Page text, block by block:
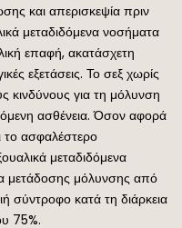
και απερισκεψία πριν
μεταδιδόμενα νοσήματα
επαφή, ακατάσχετη
εξετάσεις. Το σεξ χωρίς
κινδύνους για τη μόλυνση
ασθένεια. Όσον αφορά
το ασφαλέστερο
μεταδιδόμενα
μετάδοσης μόλυνσης από
σύντροφο κατά τη διάρκεια
75%.